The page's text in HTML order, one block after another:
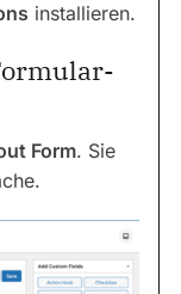
installieren.
Form. Sie